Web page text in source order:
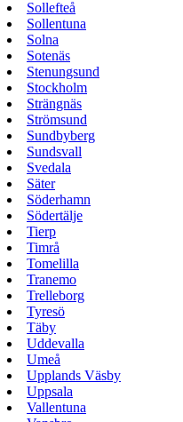
Sollefteå
Sollentuna
Solna
Sotenäs
Stenungsund
Stockholm
Strängnäs
Strömsund
Sundbyberg
Sundsvall
Svedala
Säter
Söderhamn
Södertälje
Tierp
Timrå
Tomelilla
Tranemo
Trelleborg
Tyresö
Täby
Uddevalla
Umeå
Upplands Väsby
Uppsala
Vallentuna